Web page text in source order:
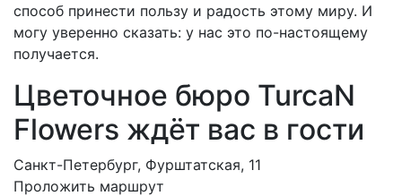
способ принести пользу и радость этому миру. И
могу уверенно сказать: у нас это по-настоящему
получается.
Цветочное бюро TurcaN
Flowers ждёт вас в гости
Санкт-Петербург, Фурштатская, 11
Проложить маршрут